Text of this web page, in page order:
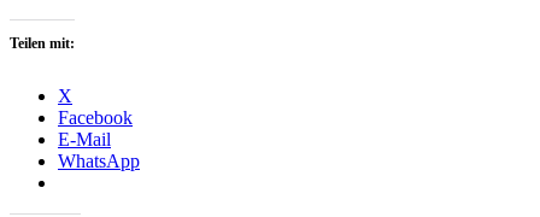
Teilen mit:
X
Facebook
E-Mail
WhatsApp